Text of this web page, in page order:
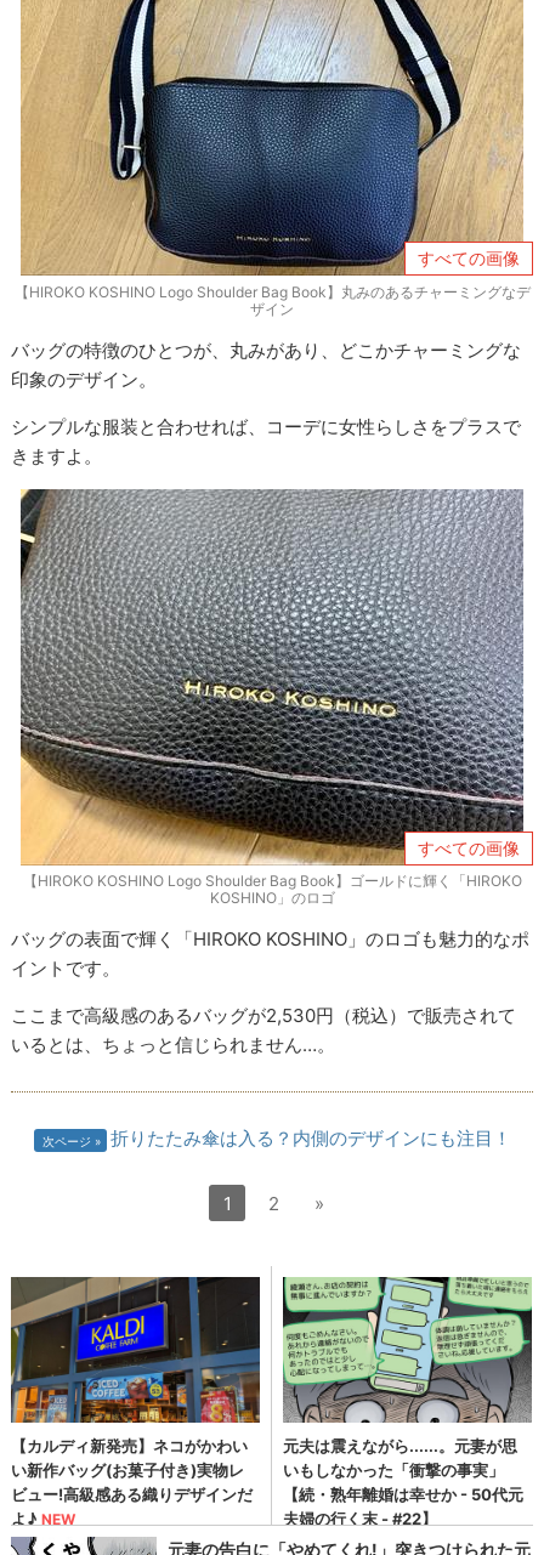
すべての画像
【HIROKO KOSHINO Logo Shoulder Bag Book】丸みのあるチャーミングなデ
ザイン
バッグの特徴のひとつが、丸みがあり、どこかチャーミングな
印象のデザイン。
シンプルな服装と合わせれば、コーデに女性らしさをプラスで
きますよ。
すべての画像
【HIROKO KOSHINO Logo Shoulder Bag Book】ゴールドに輝く「HIROKO
KOSHINO」のロゴ
バッグの表面で輝く「HIROKO KOSHINO」のロゴも魅力的なポ
イントです。
ここまで高級感のあるバッグが2,530円（税込）で販売されて
いるとは、ちょっと信じられません…。
次ページ 折りたたみ傘は入る？内側のデザインにも注目！
1 2 »